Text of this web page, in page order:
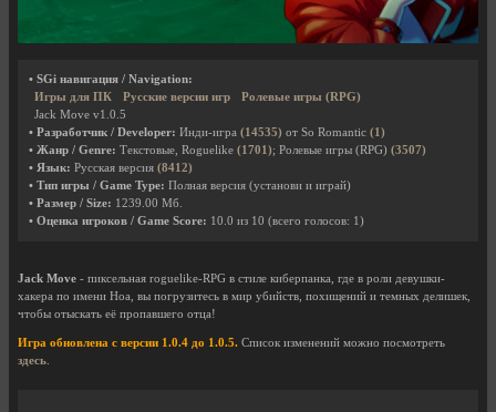
• SGi навигация / Navigation:
Игры для ПК
Русские версии игр
Ролевые игры (RPG)
Jack Move v1.0.5
• Разработчик / Developer: Инди-игра (14535) от So Romantic (1)
• Жанр / Genre: Текстовые, Roguelike (1701); Ролевые игры (RPG) (3507)
• Язык: Русская версия (8412)
• Тип игры / Game Type: Полная версия (установи и играй)
• Размер / Size: 1239.00 Мб.
• Оценка игроков / Game Score: 10.0 из 10 (всего голосов: 1)
Jack Move - пиксельная roguelike-RPG в стиле киберпанка, где в роли девушки-
хакера по имени Ноа, вы погрузитесь в мир убийств, похищений и темных делишек,
чтобы отыскать её пропавшего отца!
Игра обновлена с версии 1.0.4 до 1.0.5. Список изменений можно посмотреть
здесь.